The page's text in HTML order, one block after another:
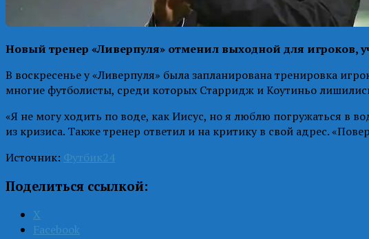
Новый тренер «Ливерпуля» отменил выходной для игроков,
В воскресенье у «Ливерпуля» была запланирована тренировка
многие футболисты, среди которых Старридж и Коутиньо
«Я не могу ходить по воде, как Иисус, но я люблю погружаться в
из кризиса. Также тренер ответил и на критику в свой адрес.
Источник: Футбик24
Поделиться ссылкой:
X
Facebook